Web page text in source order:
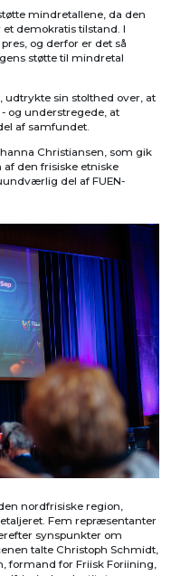
mindretallene, da den
demokratis tilstand. I
og derfor er det så
støtte til mindretal
sin stolthed over, at
- og understregede, at
af samfundet.
Christiansen, som gik
af den frisiske etniske
del af FUEN-
nordfrisiske region,
Fem repræsentanter
synspunkter om
talte Christoph Schmidt,
formand for Friisk Foriining,